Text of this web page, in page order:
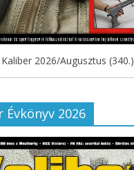
Kaliber 2026/Augusztus (340.)
Évkönyv 2026